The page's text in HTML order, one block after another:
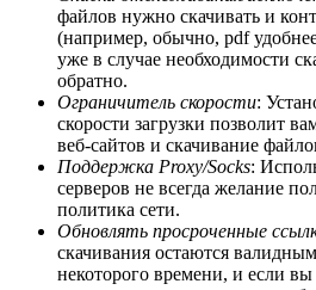
файлов нужно скачивать и
(например, обычно, pdf
уже в случае необходимости
обратно.
Ограничитель скорости:
скорости загрузки позволит
веб-сайтов и скачивание
Поддержка Proxy/Socks:
серверов не всегда желание
политика сети.
Обновлять просроченные
скачивания остаются
некоторого времени, и если